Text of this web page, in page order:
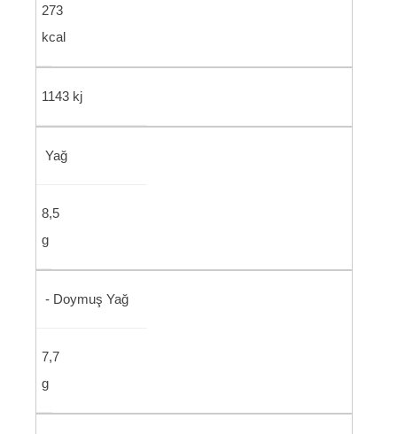
273
kcal
1143 kj
Yağ
8,5
g
- Doymuş Yağ
7,7
g